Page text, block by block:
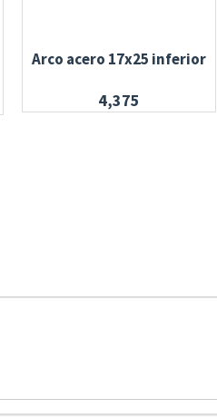
Arco acero 17x25 inferior
4,375